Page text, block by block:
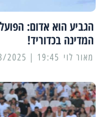
הגביע הוא אדום:
המדינה בכדוריד!
מאור לוי 19:45 | 29/03/2025